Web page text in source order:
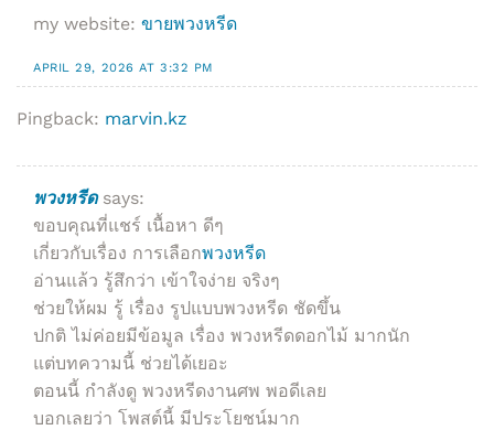
my website: ขายพวงหรีด
APRIL 29, 2026 AT 3:32 PM
Pingback: marvin.kz
พวงหรีด says:
ขอบคุณที่แชร์ เนื้อหา ดีๆ
เกี่ยวกับเรื่อง การเลือกพวงหรีด
อ่านแล้ว รู้สึกว่า เข้าใจง่าย จริงๆ
ช่วยให้ผม รู้ เรื่อง รูปแบบพวงหรีด ชัดขึ้น
ปกติ ไม่ค่อยมีข้อมูล เรื่อง พวงหรีดดอกไม้ มากนัก
แต่บทความนี้ ช่วยได้เยอะ
ตอนนี้ กำลังดู พวงหรีดงานศพ พอดีเลย
บอกเลยว่า โพสต์นี้ มีประโยชน์มาก